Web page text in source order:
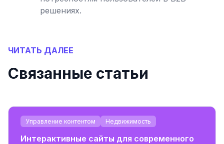
решениях.
ЧИТАТЬ ДАЛЕЕ
Связанные статьи
Управление контентом Недвижимость
Интерактивные сайты для современного